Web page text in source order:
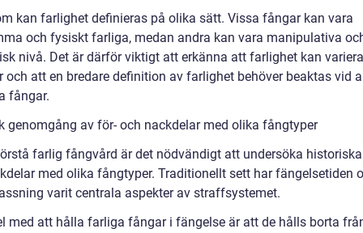
kan farlighet definieras på olika sätt. Vissa fångar kan vara
och fysiskt farliga, medan andra kan vara manipulativa
nivå. Det är därför viktigt att erkänna att farlighet kan
och att en bredare definition av farlighet behöver beaktas vid
fångar.
genomgång av för- och nackdelar med olika fångtyper
farlig fångvård är det nödvändigt att undersöka
med olika fångtyper. Traditionellt sett har fängelsetiden
varit centrala aspekter av straffsystemet.
med att hålla farliga fångar i fängelse är att de hålls borta